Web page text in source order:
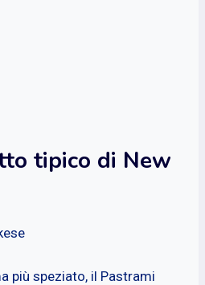
tipico di New
più speziato, il Pastrami